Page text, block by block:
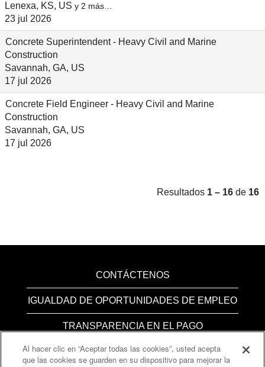
Lenexa, KS, US y 2 más…
23 jul 2026
Concrete Superintendent - Heavy Civil and Marine
Construction
Savannah, GA, US
17 jul 2026
Concrete Field Engineer - Heavy Civil and Marine
Construction
Savannah, GA, US
17 jul 2026
Resultados 1 – 16 de 16
CONTÁCTENOS
IGUALDAD DE OPORTUNIDADES DE EMPLEO
TRANSPARENCIA EN EL PAGO
CONFIGURACIÓN DE COOKIES
Al hacer clic en “Aceptar todas las cookies”, usted acepta
que las cookies se guarden en su dispositivo para mejorar la